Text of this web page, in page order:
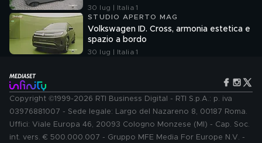
30 lug | Italia 1
STUDIO APERTO MAG
Volkswagen ID. Cross, armonia estetica e
spazio a bordo
30 lug | Italia 1
Copyright ©1999-2026 RTI Business Digital - RTI S.p.A.: p. iva
03976881007 - Sede legale: Largo del Nazareno 8, 00187 Roma.
Uffici: Viale Europa 46, 20093 Cologno Monzese (MI) - Cap. Soc.
int. vers. € 500.000.007 - Gruppo MFE Media For Europe N.V. -